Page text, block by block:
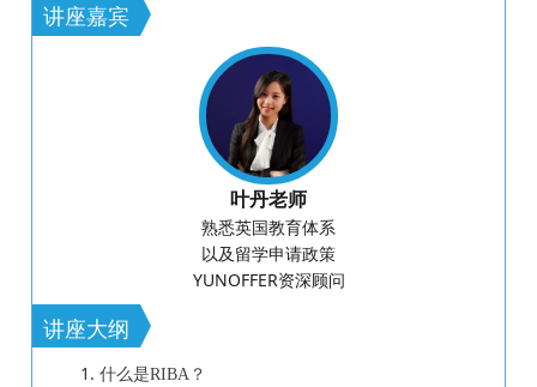
讲座嘉宾
叶丹老师
熟悉英国教育体系
以及留学申请政策
YUNOFFER资深顾问
讲座大纲
1. 什么是RIBA？